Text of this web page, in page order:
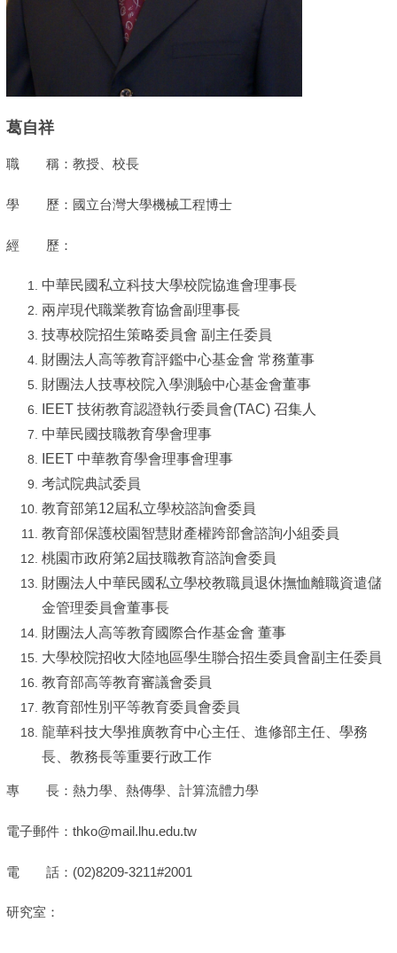
葛自祥
職 稱：教授、校長
學 歷：國立台灣大學機械工程博士
經 歷：
中華民國私立科技大學校院協進會理事長
兩岸現代職業教育協會副理事長
技專校院招生策略委員會 副主任委員
財團法人高等教育評鑑中心基金會 常務董事
財團法人技專校院入學測驗中心基金會董事
IEET 技術教育認證執行委員會(TAC) 召集人
中華民國技職教育學會理事
IEET 中華教育學會理事會理事
考試院典試委員
教育部第12屆私立學校諮詢會委員
教育部保護校園智慧財產權跨部會諮詢小組委員
桃園市政府第2屆技職教育諮詢會委員
財團法人中華民國私立學校教職員退休撫恤離職資遣儲
金管理委員會董事長
財團法人高等教育國際合作基金會 董事
大學校院招收大陸地區學生聯合招生委員會副主任委員
教育部高等教育審議會委員
教育部性別平等教育委員會委員
龍華科技大學推廣教育中心主任、進修部主任、學務
長、教務長等重要行政工作
專 長：熱力學、熱傳學、計算流體力學
電子郵件：thko@mail.lhu.edu.tw
電 話：(02)8209-3211#2001
研究室：